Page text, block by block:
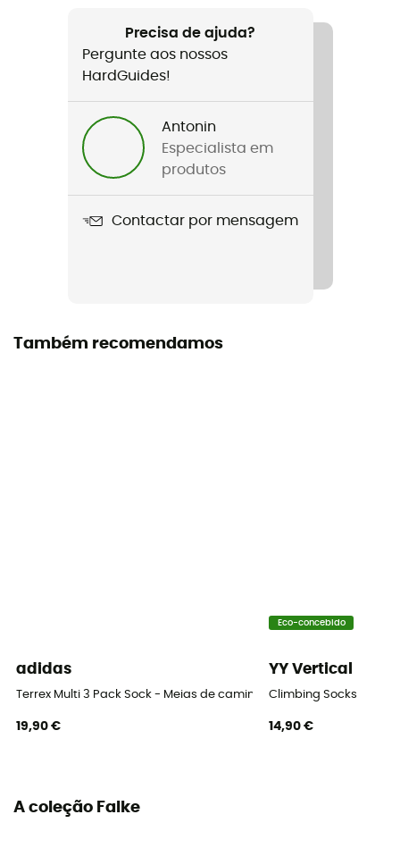
Caminhada / Trekking
Falke Tk2 Wool
Corte
Altura
Média-alta
Precisa de ajuda?
Pergunte aos nossos
HardGuides!
Antonin
Especialista em
produtos
Contactar por mensagem
Também recomendamos
adidas
Terrex Multi 3 Pack Sock - Meias de caminhada
19,90 €
Eco-concebido
YY Vertical
Climbing Socks
14,90 €
A coleção Falke